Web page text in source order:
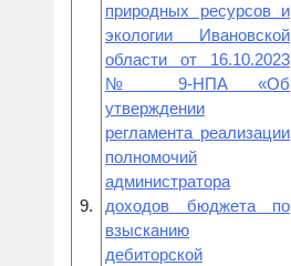
9.
природных ресурсов и
экологии Ивановской
области от 16.10.2023
№ 9-НПА «Об
утверждении
регламента реализации
полномочий
администратора
доходов бюджета по
взысканию
дебиторской